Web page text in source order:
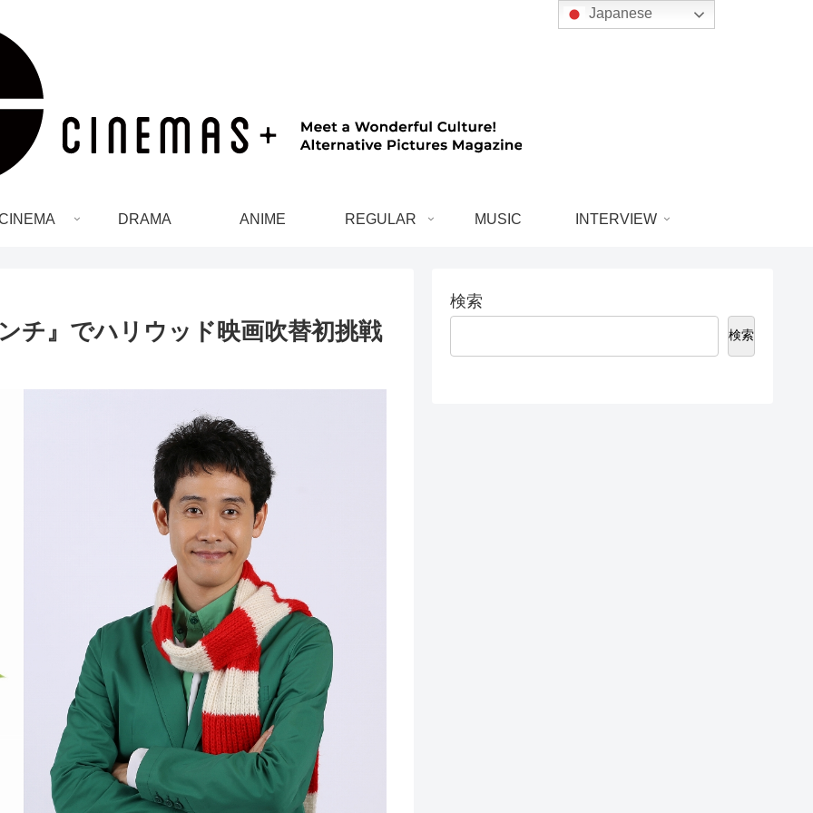
DRAMA ANIME REGULAR MUSIC INTERVIEW
チ』でハリウッド映画吹替初挑戦
検索
検索
Japanese